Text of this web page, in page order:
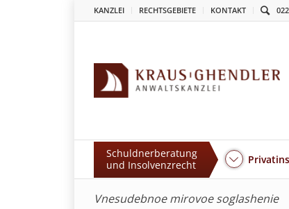
KANZLEI RECHTSGEBIETE KONTAKT
Schuldnerberatung
und Insolvenzrecht
Vnesudebnoe mirovoe soglashenie